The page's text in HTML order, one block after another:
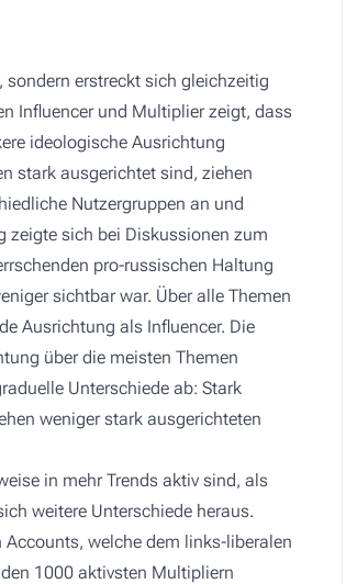
sondern erstreckt sich gleichzeitig
Influencer und Multiplier zeigt, dass
ideologische Ausrichtung
stark ausgerichtet sind, ziehen
Nutzergruppen an und
zeigte sich bei Diskussionen zum
pro-russischen Haltung
sichtbar war. Über alle Themen
Ausrichtung als Influencer. Die
über die meisten Themen
Unterschiede ab: Stark
weniger stark ausgerichteten
in mehr Trends aktiv sind, als
weitere Unterschiede heraus.
welche dem links-liberalen
1000 aktivsten Multipliern